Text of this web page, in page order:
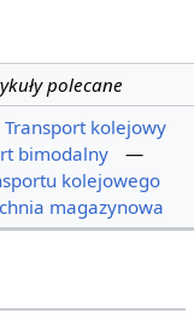
polecane
Transport kolejowy
bimodalny
—
kolejowego
magazynowa